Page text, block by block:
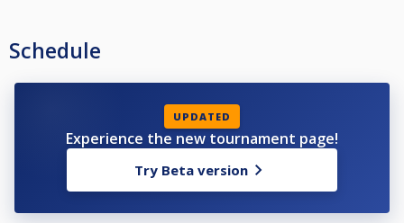
Schedule
UPDATED
Experience the new tournament page!
Try Beta version